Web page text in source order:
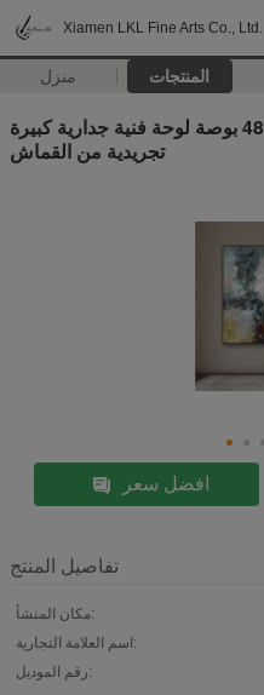
Xiamen LKL Fine Arts Co., Ltd.
منزل المنتجات
لوحات تجريدية داخلية باردة 36 × 48 بوصة لوحة فنية جدارية كبيرة
تجريدية من القماش
افضل سعر
تفاصيل المنتج
مكان المنشأ:
اسم العلامة التجارية:
رقم الموديل: